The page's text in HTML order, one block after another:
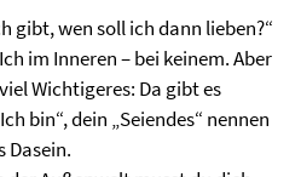
gibt, wen soll ich dann lieben?“
im Inneren – bei keinem. Aber
Wichtigeres: Da gibt es
bin“, dein „Seiendes“ nennen
Dasein.